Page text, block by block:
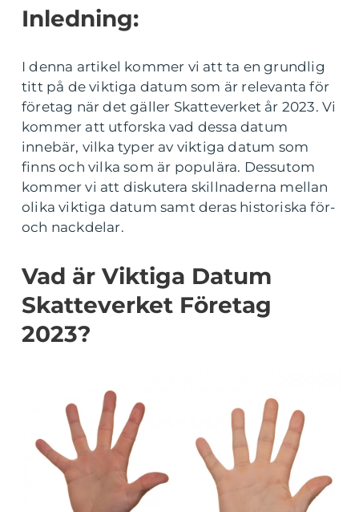
Inledning:
I denna artikel kommer vi att ta en grundlig
titt på de viktiga datum som är relevanta för
företag när det gäller Skatteverket år 2023. Vi
kommer att utforska vad dessa datum
innebär, vilka typer av viktiga datum som
finns och vilka som är populära. Dessutom
kommer vi att diskutera skillnaderna mellan
olika viktiga datum samt deras historiska för-
och nackdelar.
Vad är Viktiga Datum
Skatteverket Företag
2023?